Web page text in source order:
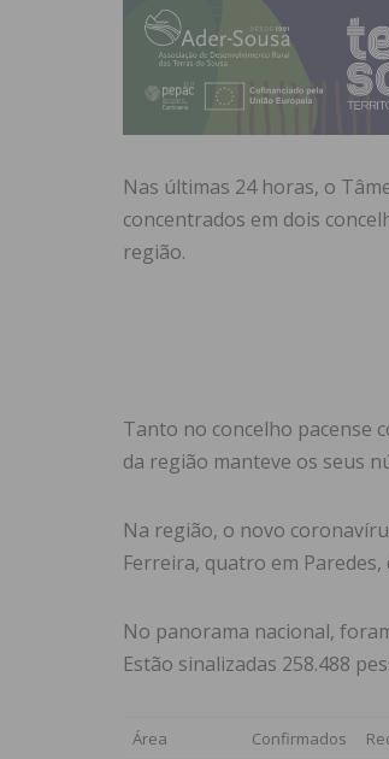
Nas últimas 24 horas, o
concentrados em dois
região.
Tanto no concelho pacense
da região manteve os seus
Na região, o novo
Ferreira, quatro em
No panorama nacional,
Estão sinalizadas 258.488
Área Confirmados